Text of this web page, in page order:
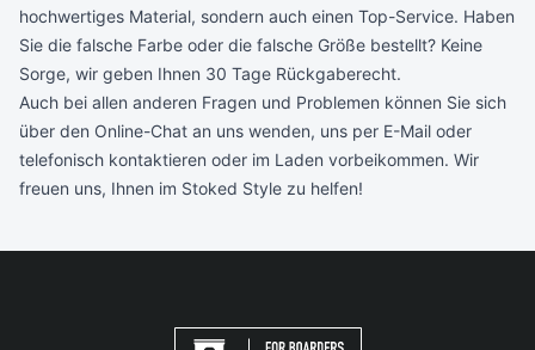
hochwertiges Material, sondern auch einen Top-Service. Haben
Sie die falsche Farbe oder die falsche Größe bestellt? Keine
Sorge, wir geben Ihnen 30 Tage Rückgaberecht.
Auch bei allen anderen Fragen und Problemen können Sie sich
über den Online-Chat an uns wenden, uns per E-Mail oder
telefonisch kontaktieren oder im Laden vorbeikommen. Wir
freuen uns, Ihnen im Stoked Style zu helfen!